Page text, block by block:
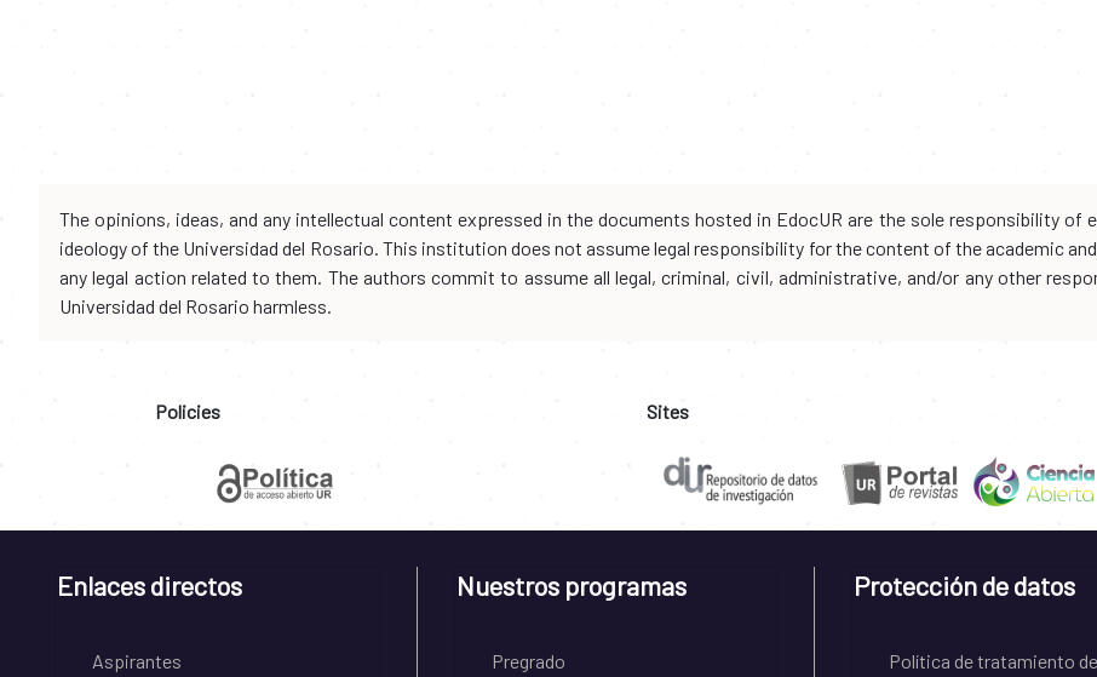
The opinions, ideas, and any intellectual content expressed in the documents hosted in EdocUR are the sole responsibility
ideology of the Universidad del Rosario. This institution does not assume legal responsibility for the content of the academic
any legal action related to them. The authors commit to assume all legal, criminal, civil, administrative, and/or any other
Universidad del Rosario harmless.
Policies Sites
Enlaces directos
Aspirantes
Nuestros programas
Pregrado
Protección de datos
Política de tratamiento de